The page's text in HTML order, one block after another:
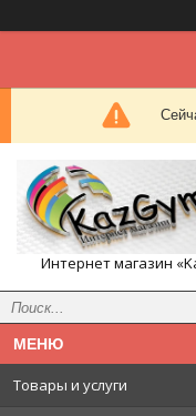
Интернет магазин
Товары и услуги